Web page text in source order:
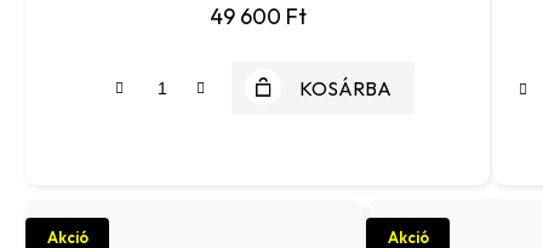
49 600 Ft
KOSÁRBA
Akció Akció